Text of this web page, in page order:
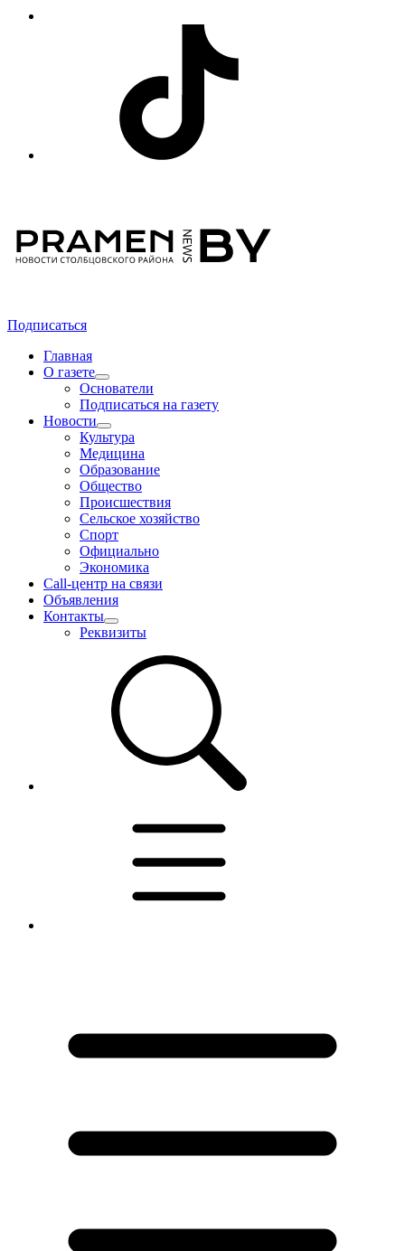
Подписаться
Главная
О газете
Основатели
Подписаться на газету
Новости
Культура
Медицина
Образование
Общество
Происшествия
Сельское хозяйство
Спорт
Официально
Экономика
Call-центр на связи
Объявления
Контакты
Реквизиты